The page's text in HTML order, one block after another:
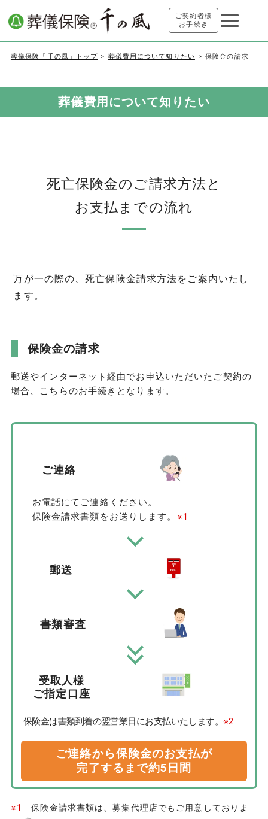
ご契約者様
お手続き
葬儀保険「千の風」トップ 葬儀費用について知りたい 保険金の請求
葬儀費用について知りたい
死亡保険金のご請求方法と
お支払までの流れ
万が一の際の、死亡保険金請求方法をご案内いたし
ます。
保険金の請求
郵送やインターネット経由でお申込いただいたご契約の
場合、こちらのお手続きとなります。
ご連絡
お電話にてご連絡ください。
保険金請求書類をお送りします。 ※1
郵送
書類審査
受取人様
ご指定口座
保険金は書類到着の翌営業日にお支払いたします。※2
ご連絡から保険金のお支払が
完了するまで約5日間
※1
保険金請求書類は、募集代理店でもご用意しておりま